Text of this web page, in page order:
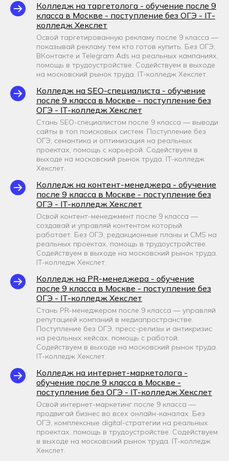
Колледж на таргетолога - обучение после 9
класса в Москве - поступление без ОГЭ - IT-
колледж Хекслет
Освой таргетированную рекламу после 9 класса —
показывай рекламу тем кто готов купить. Без ОГЭ,
ВКонтакте и Telegram Ads на реальных кампаниях,
помощь в трудоустройстве. Содействуем в выходе
на московский рынок труда. IT-колледж Хекслет.
Колледж на SEO-специалиста - обучение
после 9 класса в Москве - поступление без
ОГЭ - IT-колледж Хекслет
Стань SEO-специалистом после 9 класса — выводи
сайты в топ поисковых систем. Поступление без
ОГЭ, семантика и оптимизация на реальных
проектах, помощь с карьерой. Содействуем в
выходе на московский рынок труда. IT-колледж
Хекслет.
Колледж на контент-менеджера - обучение
после 9 класса в Москве - поступление без
ОГЭ - IT-колледж Хекслет
Освой контент-менеджмент после 9 класса —
создавай и управляй контентом который
работает. Без ОГЭ, редакционные планы и CMS на
реальных проектах, помощь в трудоустройстве.
Содействуем в выходе на московский рынок труда.
IT-колледж Хекслет.
Колледж на PR-менеджера - обучение
после 9 класса в Москве - поступление без
ОГЭ - IT-колледж Хекслет
Стань PR-менеджером после 9 класса — управляй
репутацией компаний в медиапространстве.
Поступление без ОГЭ, пресс-релизы и антикризис
на реальных кейсах, помощь с работой.
Содействуем в выходе на московский рынок труда.
IT-колледж Хекслет.
Колледж на интернет-маркетолога -
обучение после 9 класса в Москве -
поступление без ОГЭ - IT-колледж Хекслет
Освой интернет-маркетинг после 9 класса —
продвигай бизнес во всех онлайн-каналах. Без
ОГЭ, комплексные digital-стратегии на реальных
проектах, помощь в трудоустройстве. Содействуем
в выходе на московский рынок труда. IT-колледж
Хекслет.